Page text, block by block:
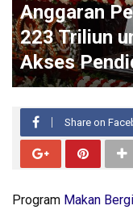
Anggaran
223 Triliun
Akses
Share on
Program Makan